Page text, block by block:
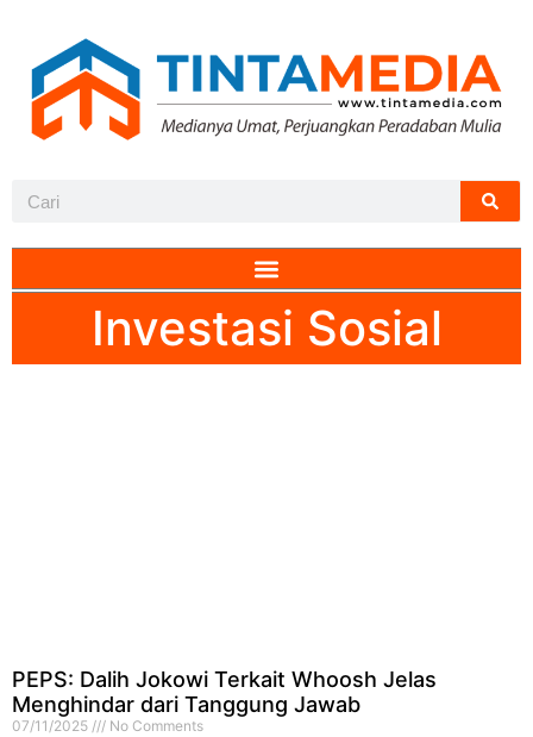
Investasi Sosial
PEPS: Dalih Jokowi Terkait Whoosh Jelas
Menghindar dari Tanggung Jawab
07/11/2025 No Comments